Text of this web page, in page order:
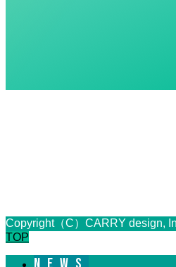
Copyright（C）CARRY design,
TOP